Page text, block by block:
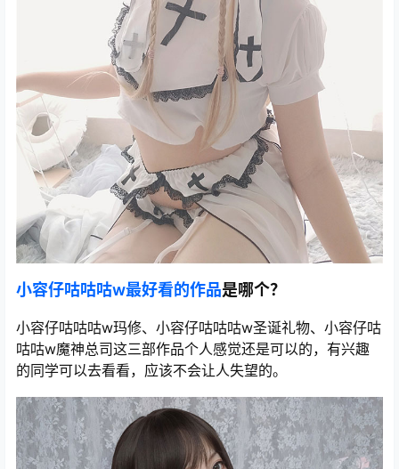
小容仔咕咕咕w最好看的作品是哪个？
小容仔咕咕咕w玛修、小容仔咕咕咕w圣诞礼物、小容仔咕
咕咕w魔神总司这三部作品个人感觉还是可以的，有兴趣
的同学可以去看看，应该不会让人失望的。